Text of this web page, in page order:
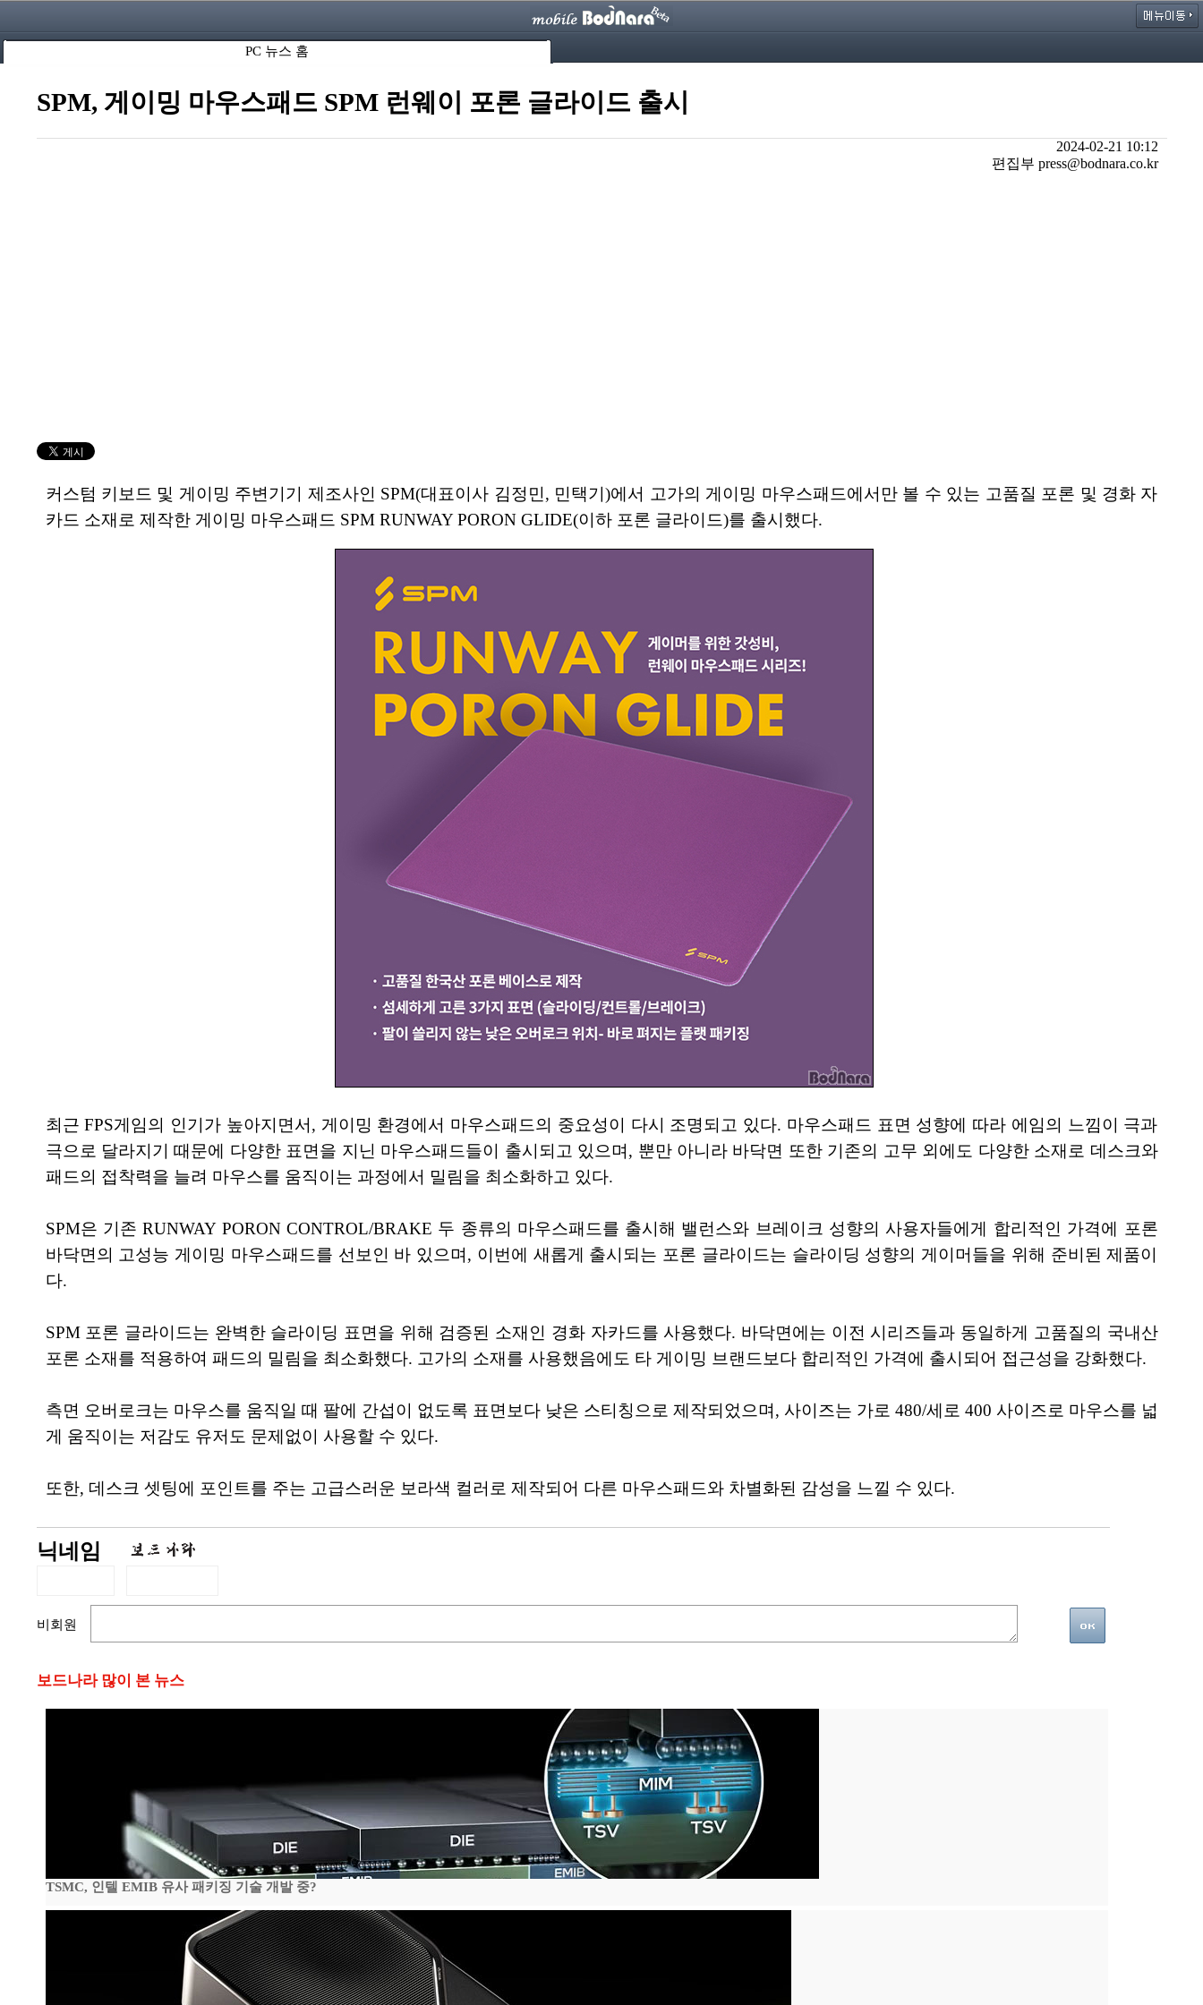
PC 뉴스 홈
SPM, 게이밍 마우스패드 SPM 런웨이 포론 글라이드 출시
2024-02-21 10:12
편집부 press@bodnara.co.kr
커스텀 키보드 및 게이밍 주변기기 제조사인 SPM(대표이사 김정민, 민택기)에서 고가의 게이밍 마우스패드에서만 볼 수 있는 고품질 포론 및 경화 자
카드 소재로 제작한 게이밍 마우스패드 SPM RUNWAY PORON GLIDE(이하 포론 글라이드)를 출시했다.
최근 FPS게임의 인기가 높아지면서, 게이밍 환경에서 마우스패드의 중요성이 다시 조명되고 있다. 마우스패드 표면 성향에 따라 에임의 느낌이 극과
극으로 달라지기 때문에 다양한 표면을 지닌 마우스패드들이 출시되고 있으며, 뿐만 아니라 바닥면 또한 기존의 고무 외에도 다양한 소재로 데스크와
패드의 접착력을 늘려 마우스를 움직이는 과정에서 밀림을 최소화하고 있다.
SPM은 기존 RUNWAY PORON CONTROL/BRAKE 두 종류의 마우스패드를 출시해 밸런스와 브레이크 성향의 사용자들에게 합리적인 가격에 포론
바닥면의 고성능 게이밍 마우스패드를 선보인 바 있으며, 이번에 새롭게 출시되는 포론 글라이드는 슬라이딩 성향의 게이머들을 위해 준비된 제품이
다.
SPM 포론 글라이드는 완벽한 슬라이딩 표면을 위해 검증된 소재인 경화 자카드를 사용했다. 바닥면에는 이전 시리즈들과 동일하게 고품질의 국내산
포론 소재를 적용하여 패드의 밀림을 최소화했다. 고가의 소재를 사용했음에도 타 게이밍 브랜드보다 합리적인 가격에 출시되어 접근성을 강화했다.
측면 오버로크는 마우스를 움직일 때 팔에 간섭이 없도록 표면보다 낮은 스티칭으로 제작되었으며, 사이즈는 가로 480/세로 400 사이즈로 마우스를 넓
게 움직이는 저감도 유저도 문제없이 사용할 수 있다.
또한, 데스크 셋팅에 포인트를 주는 고급스러운 보라색 컬러로 제작되어 다른 마우스패드와 차별화된 감성을 느낄 수 있다.
닉네임
비회원
보드나라 많이 본 뉴스
TSMC, 인텔 EMIB 유사 패키징 기술 개발 중?